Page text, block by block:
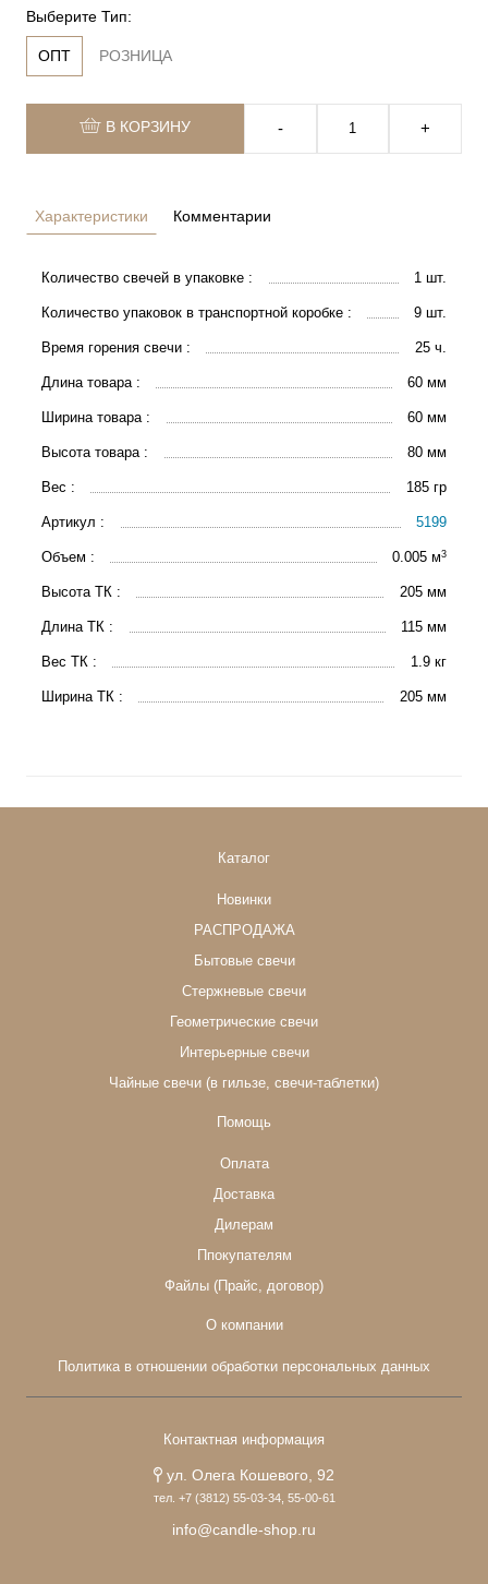
Выберите Тип:
ОПТ РОЗНИЦА
В КОРЗИНУ ‐ +
Характеристики
Количество свечей в упаковке : 1 шт.
Количество упаковок в транспортной коробке : 9 шт.
Время горения свечи : 25 ч.
Длина товара : 60 мм
Ширина товара : 60 мм
Высота товара : 80 мм
Вес : 185 гр
Артикул : 5199
Объем : 0.005 м3
Высота ТК : 205 мм
Длина ТК : 115 мм
Вес ТК : 1.9 кг
Ширина ТК : 205 мм
Комментарии
Каталог
Новинки
РАСПРОДАЖА
Бытовые свечи
Стержневые свечи
Геометрические свечи
Интерьерные свечи
Чайные свечи (в гильзе, свечи-таблетки)
Помощь
Оплата
Доставка
Дилерам
Ппокупателям
Файлы (Прайс, договор)
О компании
Политика в отношении обработки персональных данных
Контактная информация
ул. Олега Кошевого, 92
тел. +7 (3812) 55-03-34, 55-00-61
info@candle-shop.ru